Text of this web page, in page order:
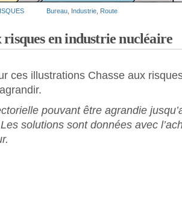
Bureau Industrie Route
risques en industrie nucléaire
ces illustrations Chasse aux
pouvant être agrandie
solutions sont données avec